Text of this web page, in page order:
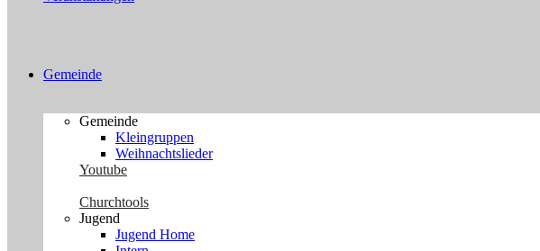
Gemeinde
Gemeinde
Kleingruppen
Weihnachtslieder
Youtube
Churchtools
Jugend
Jugend Home